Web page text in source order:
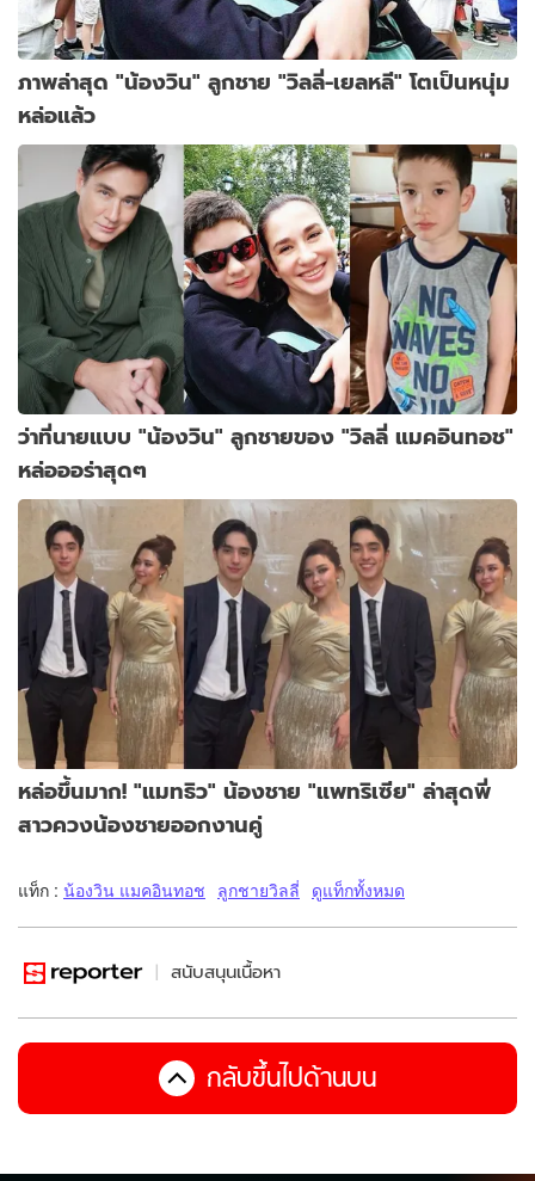
ภาพล่าสุด "น้องวิน" ลูกชาย "วิลลี่-เยลหลี" โตเป็นหนุ่ม
หล่อแล้ว
ว่าที่นายแบบ "น้องวิน" ลูกชายของ "วิลลี่ แมคอินทอช"
หล่อออร่าสุดๆ
หล่อขึ้นมาก! "แมทธิว" น้องชาย "แพทริเซีย" ล่าสุดพี่
สาวควงน้องชายออกงานคู่
แท็ก : น้องวิน แมคอินทอช ลูกชายวิลลี่ ดูแท็กทั้งหมด
สนับสนุนเนื้อหา
กลับขึ้นไปด้านบน